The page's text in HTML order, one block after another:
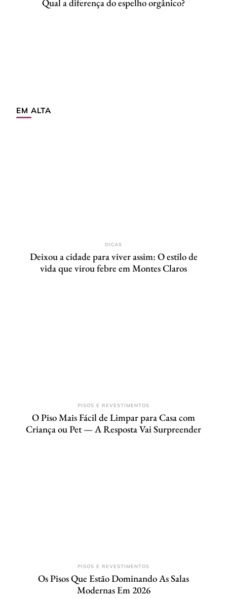
Qual a diferença do espelho orgânico?
EM ALTA
DICAS
Deixou a cidade para viver assim: O estilo de
vida que virou febre em Montes Claros
PISOS E REVESTIMENTOS
O Piso Mais Fácil de Limpar para Casa com
Criança ou Pet — A Resposta Vai Surpreender
PISOS E REVESTIMENTOS
Os Pisos Que Estão Dominando As Salas
Modernas Em 2026